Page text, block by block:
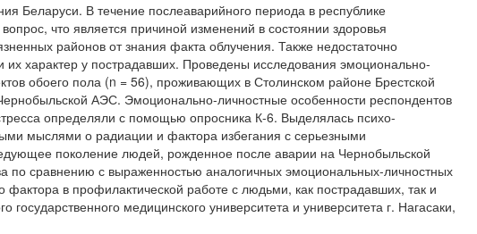
Беларуси. В течение послеаварийного периода в республике
что является причиной изменений в состоянии здоровья
районов от знания факта облучения. Также недостаточно
характер у пострадавших. Проведены исследования эмоционально-
обоего пола (n = 56), проживающих в Столинском районе Брестской
АЭС. Эмоционально-личностные особенности респондентов
определяли с помощью опросника К-6. Выделялась психо-
мыслями о радиации и фактора избегания с серьезными
поколение людей, рожденное после аварии на Чернобыльской
по сравнению с выраженностью аналогичных эмоциональных-личностных
фактора в профилактической работе с людьми, как пострадавших, так и
медицинского университета и университета г. Нагасаки,